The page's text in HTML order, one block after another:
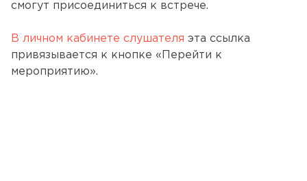
смогут присоединиться к встрече.
В личном кабинете слушателя эта ссылка
привязывается к кнопке «Перейти к
мероприятию».